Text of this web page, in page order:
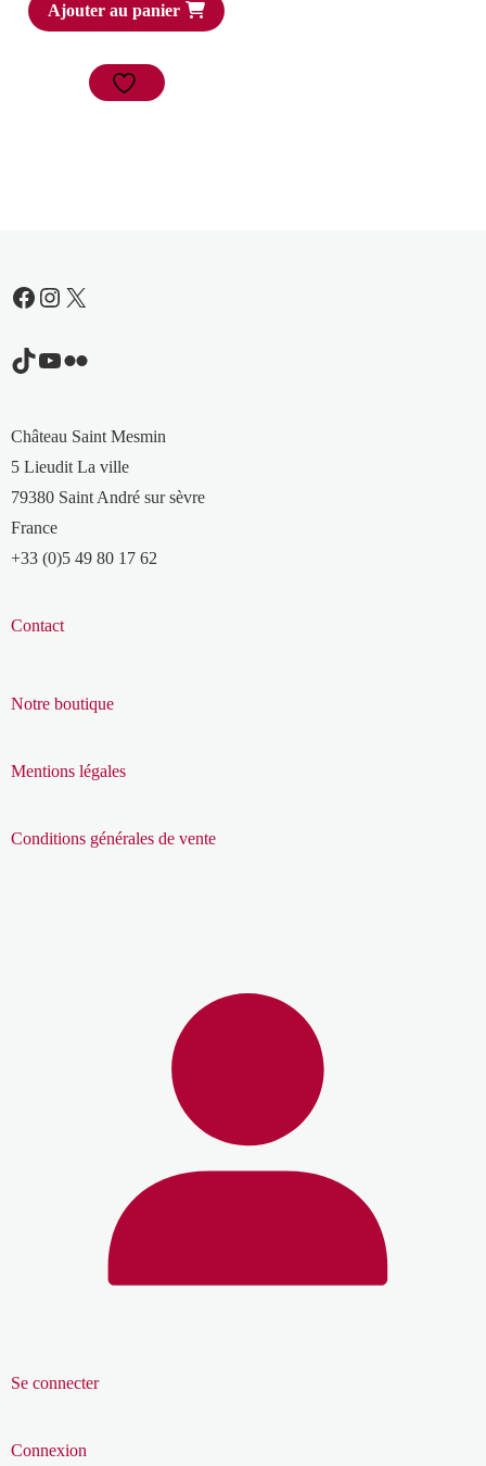
Ajouter au panier
Facebook
Instagram
X
TikTok
YouTube
Flickr
Château Saint Mesmin
5 Lieudit La ville
79380 Saint André sur sèvre
France
+33 (0)5 49 80 17 62
Contact
Notre boutique
Mentions légales
Conditions générales de vente
Se connecter
Connexion